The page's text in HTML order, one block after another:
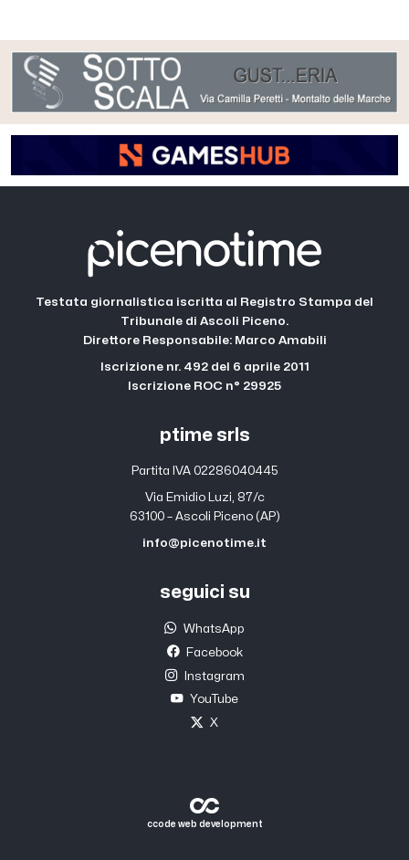
Testata giornalistica iscritta al Registro Stampa del
Tribunale di Ascoli Piceno.
Direttore Responsabile: Marco Amabili
Iscrizione nr. 492 del 6 aprile 2011
Iscrizione ROC n° 29925
ptime srls
Partita IVA 02286040445
Via Emidio Luzi, 87/c
63100 – Ascoli Piceno (AP)
info@picenotime.it
seguici su
WhatsApp
Facebook
Instagram
YouTube
X
ccode web development